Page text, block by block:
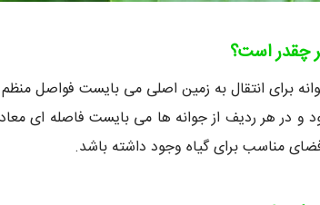
چقدر است؟
و در هر ردیف از جوانه ها می بایست فاصله ای
مناسب برای گیاه وجود داشته باشد.